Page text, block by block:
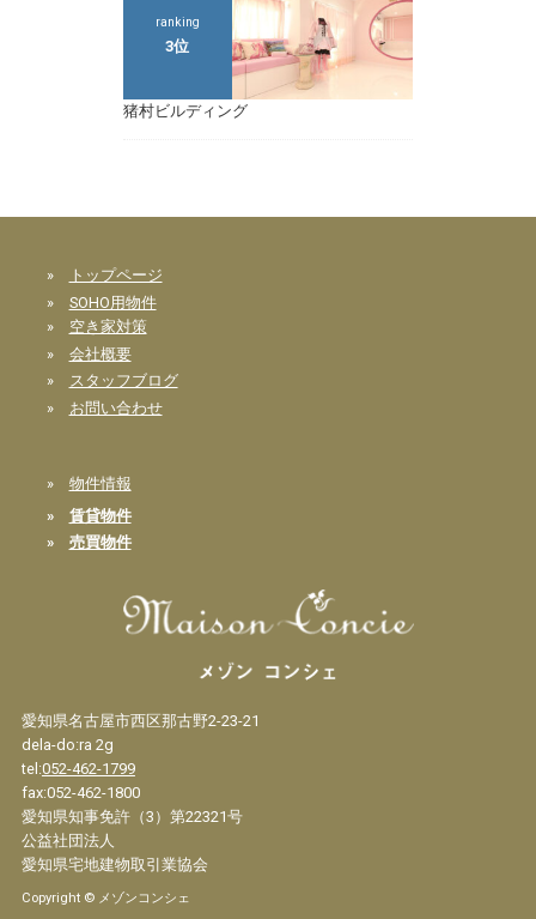
ranking
3位
猪村ビルディング
»
トップページ
» SOHO用物件
» 空き家対策
» 会社概要
» スタッフブログ
» お問い合わせ
» 物件情報
» 賃貸物件
» 売買物件
愛知県名古屋市西区那古野2-23-21
dela-do:ra 2g
tel:052-462-1799
fax:052-462-1800
愛知県知事免許（3）第22321号
公益社団法人
愛知県宅地建物取引業協会
Copyright © メゾンコンシェ